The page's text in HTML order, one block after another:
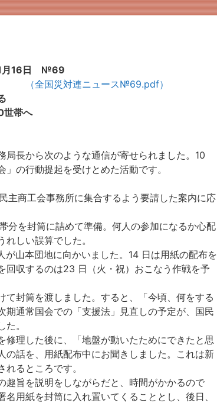
月16日 №69
（全国災対連ニュース№69.pdf）
帯へ
長から次のような通信が寄せられました。10
の行動提起を受けとめた活動です。
主商工会事務所に集合するよう要請した案内に応
を封筒に詰めて準備。何人の参加になるか心配
しい誤算でした。
山本団地に向かいました。14 日は用紙の配布を
回収するのは23 日（火・祝）おこなう作戦を予
封筒を渡しました。すると、「今頃、何をする
期通常国会での「支援法」見直しの予定が、国民
。
理した後に、「地盤が動いたためにできたと思
の話を、用紙配布中にお聞きしました。これは新
るところです。
旨を説明をしながらだと、時間がかかるので
用紙を封筒に入れ置いてくることとし、後日、